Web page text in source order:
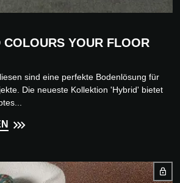
COLOURS YOUR FLOOR
sind eine perfekte Bodenlösung für
Die neueste Kollektion 'Hybrid' bietet